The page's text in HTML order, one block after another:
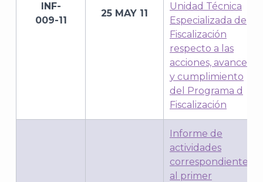
INF-
009-11
25 MAY 11
Unidad Técnica
Especializada de
Fiscalización
respecto a las
acciones, avance
y cumplimiento
del Programa d
Fiscalización
Informe de
actividades
correspondiente
al primer